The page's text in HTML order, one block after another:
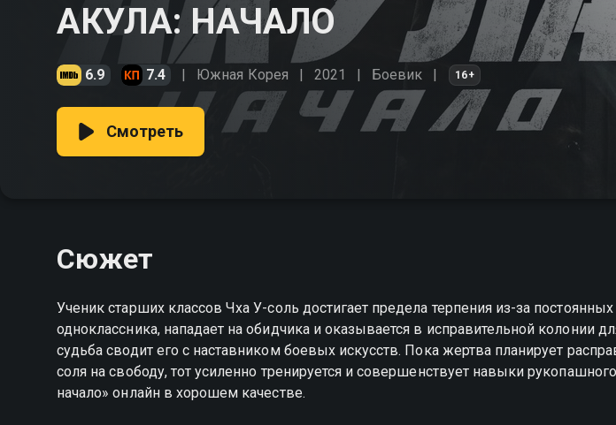
АКУЛА: НАЧАЛО
6.9 7.4 Южная Корея 2021 Боевик 16+
Смотреть
Сюжет
Ученик старших классов Чха У-соль достигает предела терпения из-за
одноклассника, нападает на обидчика и оказывается в исправительной колонии
судьба сводит его с наставником боевых искусств. Пока жертва планирует
соля на свободу, тот усиленно тренируется и совершенствует навыки
начало» онлайн в хорошем качестве.